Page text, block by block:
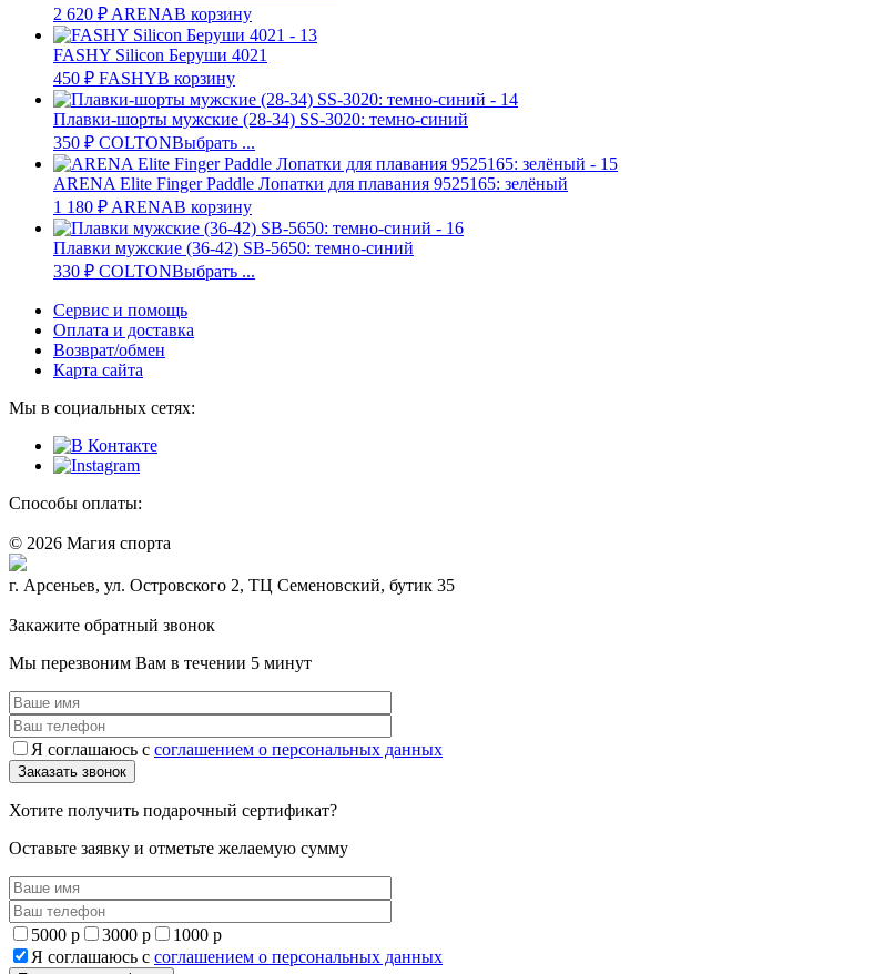
2 620 ₽ ARENAВ корзину
FASHY Silicon Беруши 4021
450 ₽ FASHYВ корзину
Плавки-шорты мужские (28-34) SS-3020: темно-синий
350 ₽ COLTONВыбрать ...
ARENA Elite Finger Paddle Лопатки для плавания 9525165: зелёный
1 180 ₽ ARENAВ корзину
Плавки мужские (36-42) SB-5650: темно-синий
330 ₽ COLTONВыбрать ...
Сервис и помощь
Оплата и доставка
Возврат/обмен
Карта сайта
Мы в социальных сетях:
Способы оплаты:
© 2026 Магия спорта
г. Арсеньев, ул. Островского 2, ТЦ Семеновский, бутик 35
Закажите обратный звонок
Мы перезвоним Вам в течении 5 минут
Я соглашаюсь с соглашением о персональных данных
Хотите получить подарочный сертификат?
Оставьте заявку и отметьте желаемую сумму
5000 р 3000 р
1000 р
Я соглашаюсь с соглашением о персональных данных